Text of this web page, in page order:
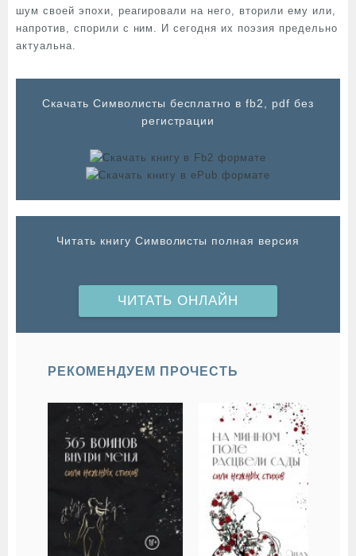
шум своей эпохи, реагировали на него, вторили ему или,
напротив, спорили с ним. И сегодня их поэзия предельно
актуальна.
Cкачать Символисты бесплатно в fb2, pdf без
регистрации
Читать книгу Символисты полная версия
ЧИТАТЬ ОНЛАЙН
РЕКОМЕНДУЕМ ПРОЧЕСТЬ